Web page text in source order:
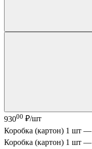
93000 ₽/шт
Коробка (картон) 1 шт —
Коробка (картон) 1 шт —